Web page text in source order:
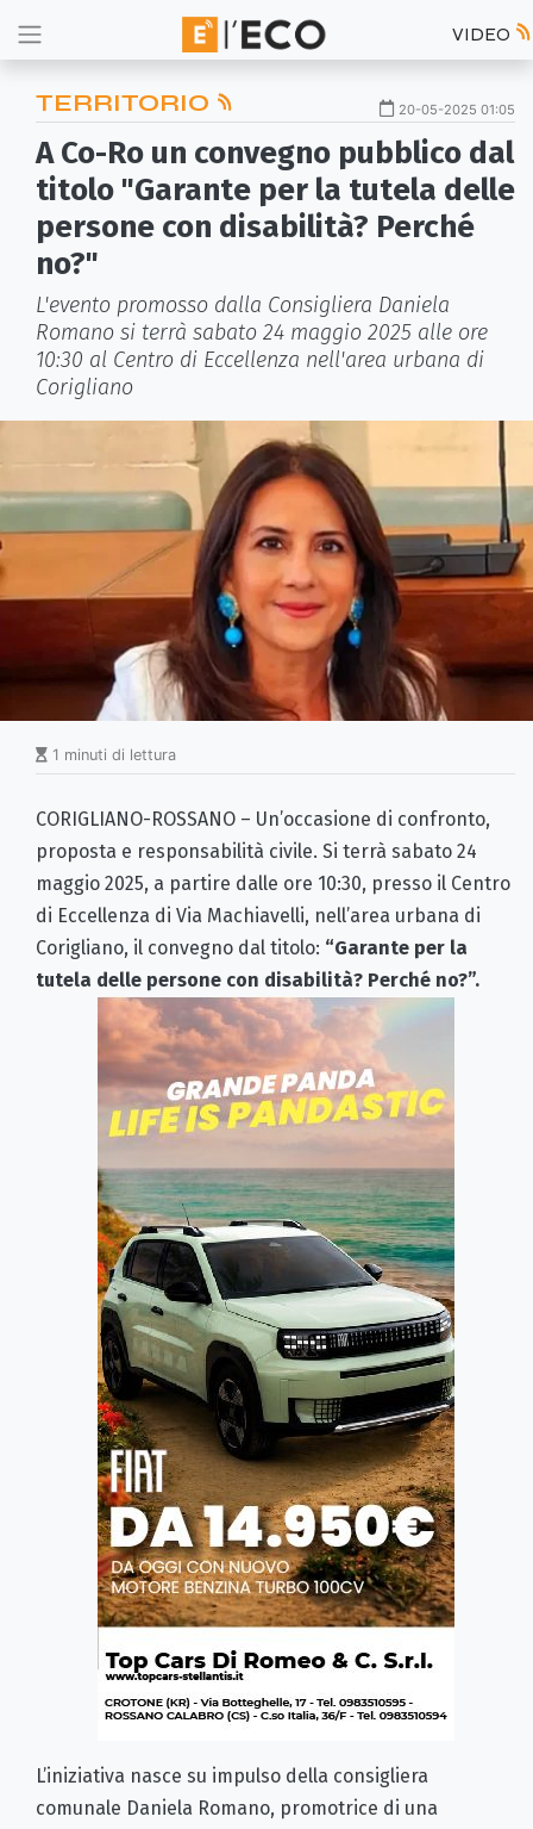
VIDEO
TERRITORIO 20-05-2025 01:05
A Co-Ro un convegno pubblico dal
titolo "Garante per la tutela delle
persone con disabilità? Perché
no?"
L'evento promosso dalla Consigliera Daniela
Romano si terrà sabato 24 maggio 2025 alle ore
10:30 al Centro di Eccellenza nell'area urbana di
Corigliano
1 minuti di lettura
CORIGLIANO-ROSSANO – Un’occasione di confronto,
proposta e responsabilità civile. Si terrà sabato 24
maggio 2025, a partire dalle ore 10:30, presso il Centro
di Eccellenza di Via Machiavelli, nell’area urbana di
Corigliano, il convegno dal titolo: “Garante per la
tutela delle persone con disabilità? Perché no?”.
L’iniziativa nasce su impulso della consigliera
comunale Daniela Romano, promotrice di una